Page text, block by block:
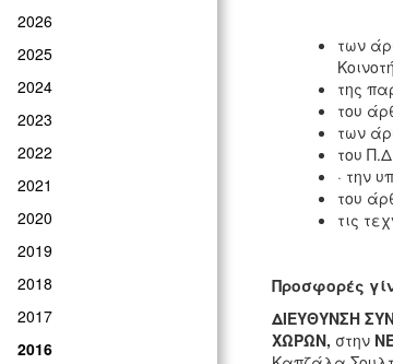
2026
2025
2024
2023
2022
2021
2020
2019
2018
2017
2016
των
της
του
των
του
· την
του
τις
Προσφορές
ΔΙΕΥΘΥΝΣΗ
ΧΩΡΩΝ, στην